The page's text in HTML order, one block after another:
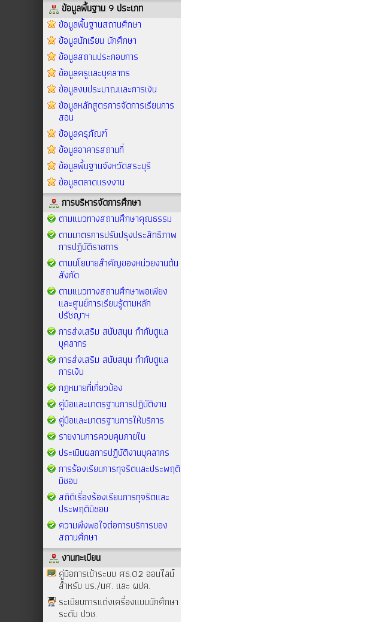
ข้อมูลพื้นฐาน 9 ประเภท
ข้อมูลพื้นฐานสถานศึกษา
ข้อมูลนักเรียน นักศึกษา
ข้อมูลสถานประกอบการ
ข้อมูลครูและบุคลากร
ข้อมูลงบประมาณและการเงิน
ข้อมูลหลักสูตรการจัดการเรียนการ
สอน
ข้อมูลครุภัณฑ์
ข้อมูลอาคารสถานที่
ข้อมูลพื้นฐานจังหวัดสระบุรี
ข้อมูลตลาดแรงงาน
การบริหารจัดการศึกษา
ตามแนวทางสถานศึกษาคุณธรรม
ตามมาตรการปรับปรุงประสิทธิภาพ
การปฏิบัติราชการ
ตามนโยบายสำคัญของหน่วยงานต้น
สังกัด
ตามแนวทางสถานศึกษาพอเพียง
และศูนย์การเรียนรู้ตามหลัก
ปรัชญาฯ
การส่งเสริม สนับสนุน กำกับดูแล
บุคลากร
การส่งเสริม สนับสนุน กำกับดูแล
การเงิน
กฏหมายที่เกี่ยวข้อง
คู่มือและมาตรฐานการปฏิบัติงาน
คู่มือและมาตรฐานการให้บริการ
รายงานการควบคุมภายใน
ประเมินผลการปฏิบัติงานบุคลากร
การร้องเรียนการทุจริตและประพฤติ
มิชอบ
สถิติเรื่องร้องเรียนการทุจริตและ
ประพฤติมิชอบ
ความพึงพอใจต่อการบริการของ
สถานศึกษา
งานทะเบียน
คู่มือการเข้าระบบ ศธ.02 ออนไลน์
สำหรับ นร./นศ. และ ผปค.
ระเบียบการแต่งเครื่องแบบนักศึกษา
ระดับ ปวช.